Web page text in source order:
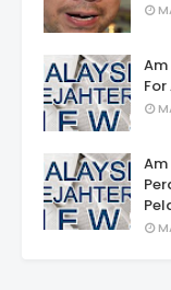
Am
For
Am